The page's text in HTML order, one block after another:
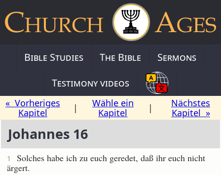
Bible Studies The Bible
Sermons
Testimony videos
« Vorheriges
Kapitel
|
Wähle ein
Kapitel
|
Nächstes
Kapitel »
Johannes 16
1
Solches habe ich zu euch geredet, daß ihr euch nicht
ärgert.